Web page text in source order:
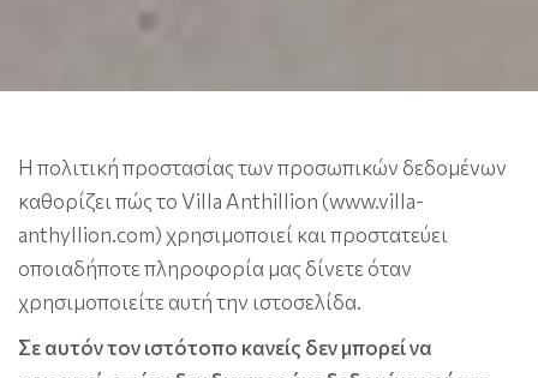
Η πολιτική προστασίας των προσωπικών δεδομένων
καθορίζει πώς το Villa Anthillion (www.villa-
anthyllion.com) χρησιμοποιεί και προστατεύει
οποιαδήποτε πληροφορία μας δίνετε όταν
χρησιμοποιείτε αυτή την ιστοσελίδα.
Σε αυτόν τον ιστότοπο κανείς δεν μπορεί να